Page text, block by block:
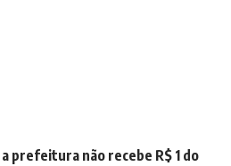
prefeitura não recebe R$ 1 do